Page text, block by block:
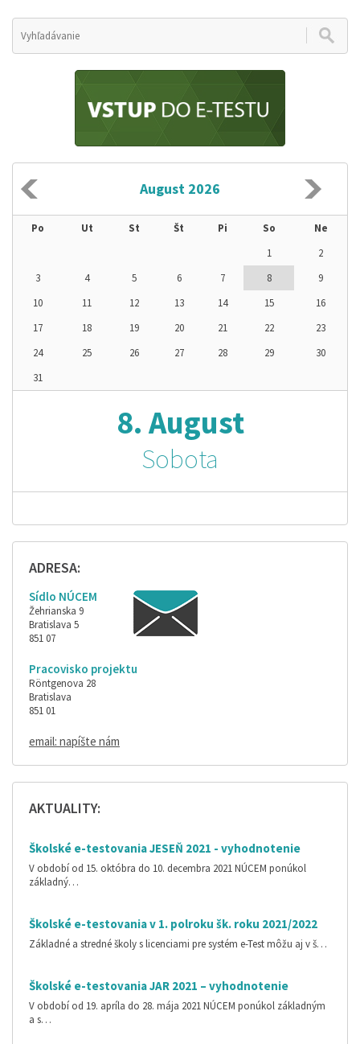
August 2026
Po Ut St Št Pi So
Ne
1
2
3
4 5 6 7 8
9
10
11 12 13 14 15
16
17
18 19 20 21 22
23
24
25 26 27 28 29
30
31
8. August
Sobota
ADRESA:
Sídlo NÚCEM
Žehrianska 9
Bratislava 5
851 07
Pracovisko projektu
Röntgenova 28
Bratislava
851 01
email: napíšte nám
AKTUALITY:
Školské e-testovania JESEŇ 2021 - vyhodnotenie
V období od 15. októbra do 10. decembra 2021 NÚCEM ponúkol
základný…
Školské e-testovania v 1. polroku šk. roku 2021/2022
Základné a stredné školy s licenciami pre systém e-Test môžu aj v š…
Školské e-testovania JAR 2021 – vyhodnotenie
V období od 19. apríla do 28. mája 2021 NÚCEM ponúkol základným
a s…